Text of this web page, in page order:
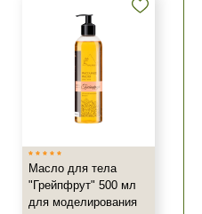
Масло для тела
"Грейпфрут" 500 мл
для моделирования